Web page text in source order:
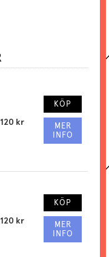
120 kr
KÖP
MER
INFO
120 kr
KÖP
MER
INFO